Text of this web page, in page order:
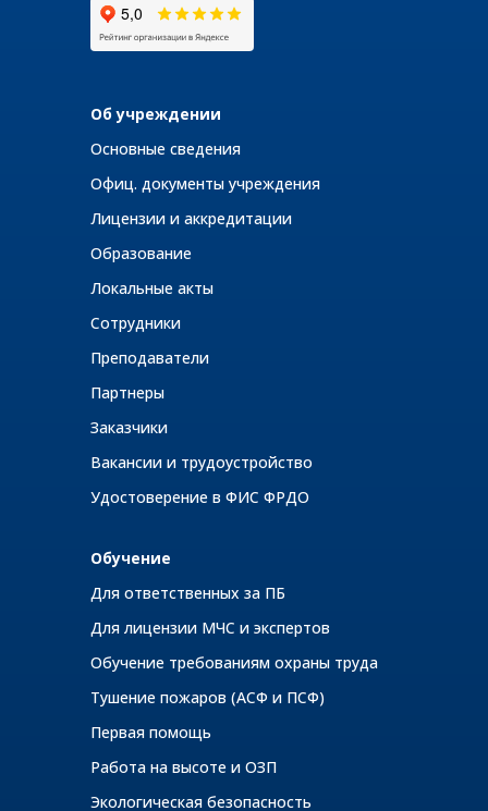
Экологическая безопасность
Обучение
Для ответственных за ПБ
Тушение пожаров (АСФ и ПСФ)
Первая помощь
Работа на высоте и ОЗП
Для лицензии МЧС и экспертов
Обучение требованиям охраны труда
Преподаватели
Партнеры
Заказчики
Вакансии и трудоустройство
Удостоверение в ФИС ФРДО
Об учреждении
Основные сведения
Офиц. документы учреждения
Лицензии и аккредитации
Образование
Локальные акты
Сотрудники